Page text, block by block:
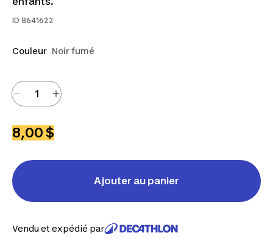
ID 8641622
Couleur Noir fumé
8,00 $
Ajouter au panier
Vendu et expédié par